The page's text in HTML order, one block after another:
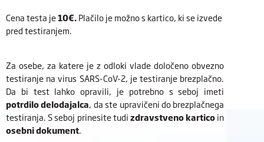
Cena testa je10€.Plačilo je možno s kartico, ki se izvede
pred testiranjem.
Za osebe, za katere je z odloki vlade določeno obvezno
testiranje na virus SARS-CoV-2, je testiranje brezplačno.
Da bi test lahko opravili, je potrebno s seboj imeti
potrdilo delodajalca, da ste upravičeni do brezplačnega
testiranja. S seboj prinesite tudizdravstveno karticoin
osebnidokument.